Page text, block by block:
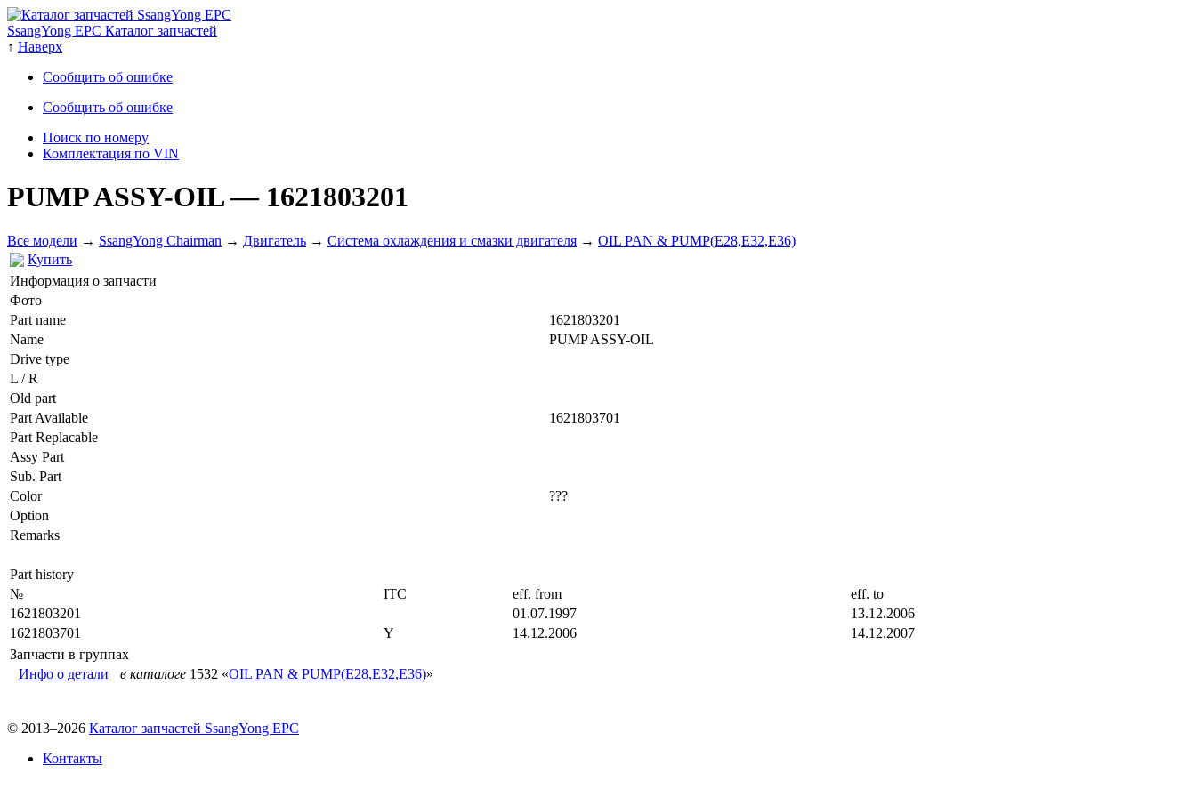
SsangYong EPC Каталог запчастей
↑ Наверх
Сообщить об ошибке
Сообщить об ошибке
Поиск по номеру
Комплектация по VIN
PUMP ASSY-OIL— 1621803201
Все модели → SsangYong Chairman → Двигатель → Система охлаждения и смазки двигателя → OIL PAN & PUMP(E28,E32,E36)
Купить
Информация о запчасти
Фото
Part name
1621803201
Name
PUMP ASSY-OIL
Drive type
L / R
Old part
Part Available
1621803701
Part Replacable
Assy Part
Sub. Part
Color
???
Option
Remarks
Part history
№
ITC eff. from
eff. to
1621803201
01.07.1997
13.12.2006
1621803701
Y 14.12.2006
14.12.2007
Запчасти в группах
Инфо о детали
в каталоге 1532 «OIL PAN & PUMP(E28,E32,E36)»
© 2013–2026 Каталог запчастей SsangYong EPC
Контакты